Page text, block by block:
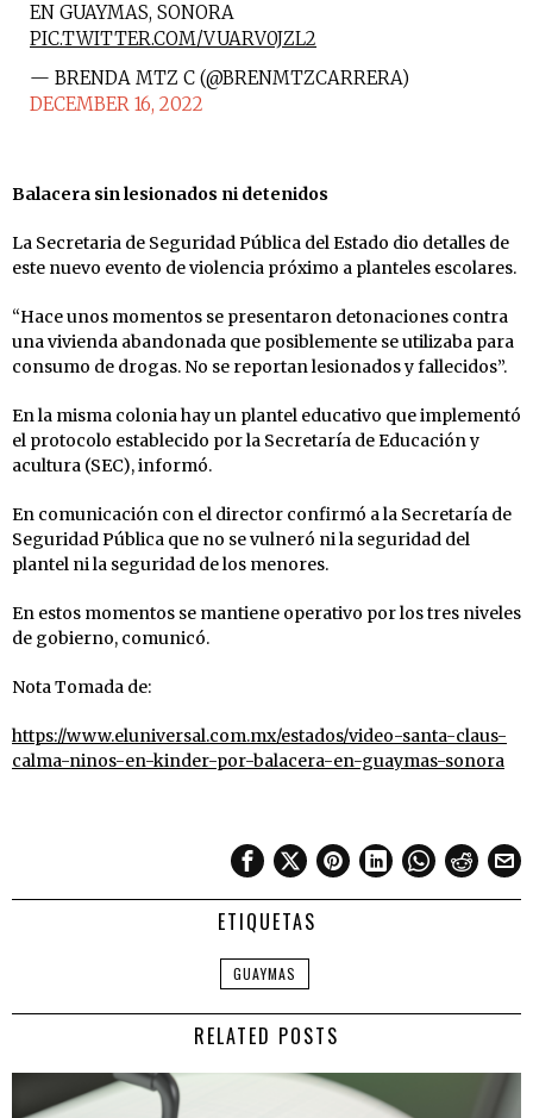
EN GUAYMAS, SONORA
PIC.TWITTER.COM/VUARV0JZL2
— BRENDA MTZ C (@BRENMTZCARRERA)
DECEMBER 16, 2022
Balacera sin lesionados ni detenidos
La Secretaria de Seguridad Pública del Estado dio detalles de
este nuevo evento de violencia próximo a planteles escolares.
“Hace unos momentos se presentaron detonaciones contra
una vivienda abandonada que posiblemente se utilizaba para
consumo de drogas. No se reportan lesionados y fallecidos”.
En la misma colonia hay un plantel educativo que implementó
el protocolo establecido por la Secretaría de Educación y
acultura (SEC), informó.
En comunicación con el director confirmó a la Secretaría de
Seguridad Pública que no se vulneró ni la seguridad del
plantel ni la seguridad de los menores.
En estos momentos se mantiene operativo por los tres niveles
de gobierno, comunicó.
Nota Tomada de:
https://www.eluniversal.com.mx/estados/video-santa-claus-
calma-ninos-en-kinder-por-balacera-en-guaymas-sonora
ETIQUETAS
GUAYMAS
RELATED POSTS